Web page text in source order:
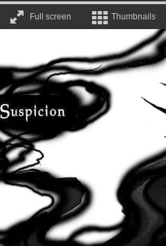
Full screen Thumbnails